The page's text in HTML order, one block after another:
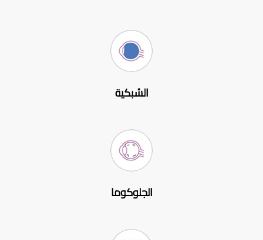
الشبكية
الجلوكوما